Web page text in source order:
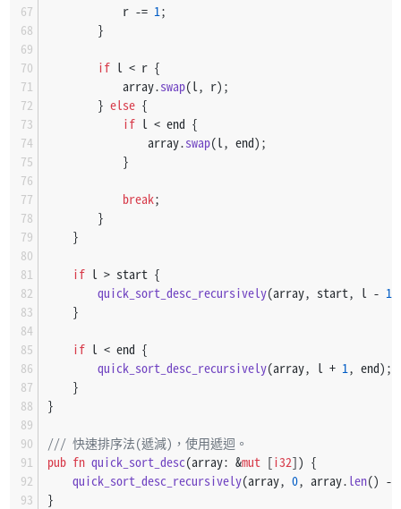
       ○ | ○ | ○ | ○ | ○ | ○ | ○ | ○ | ●
索引    0 |  1 |  2 |  3 |  4 |  5 |  6 |  7 |  8   9
數值    2 |  9 | 30 | 32 | 38 | 47 | 61 | 69 | 81  79
       ○ | ○ | ○ | ○ | ○ | ○ | ○ | ○ | ●  ＜
索引    0 |  1 |  2 |  3 |  4 |  5 |  6 |  7 |  8   9
數值    2 |  9 | 30 | 32 | 38 | 47 | 61 | 69 | 81  79
       ○ | ○ | ○ | ○ | ○ | ○ | ○ | ○ | ●  ＜  ＞
索引    0 |  1 |  2 |  3 |  4 |  5 |  6 |  7 |  8   9
數值    2 |  9 | 30 | 32 | 38 | 47 | 61 | 69 | 81  79
       ○ | ○ | ○ | ○ | ○ | ○ | ○ | ○ | ●  ＜  ＞
索引    0 |  1 |  2 |  3 |  4 |  5 |  6 |  7 |  8   9
數值    2 |  9 | 30 | 32 | 38 | 47 | 61 | 69 | 79  81
                                               └─┘
       ○ | ○ | ○ | ○ | ○ | ○ | ○ | ○ |     ○
索引    0 |  1 |  2 |  3 |  4 |  5 |  6 |  7 |  8   9
數值    2 |  9 | 30 | 32 | 38 | 47 | 61 | 69 | 79  81
       ○ | ○ | ○ | ○ | ○ | ○ | ○ | ○ | ○ | ○
索引    0 |  1 |  2 |  3 |  4 |  5 |  6 |  7 |  8 |  9
數值    2 |  9 | 30 | 32 | 38 | 47 | 61 | 69 | 79 | 81
            r -=
1 ;
        }
if l < r {
            array.
swap(l, r);
        }
else {
if l < end {
                array.
swap(l, end);
            }
break;
        }
    }
if l > start {
quick_sort_desc_recursively(array, start, l - 1
    }
if l < end {
quick_sort_desc_recursively(array, l + 1 , end);
    }
}
/// 快速排序法(遞減)，使用遞迴。
pub fn quick_sort_desc(array: &mut [i32]) {
quick_sort_desc_recursively(array, 0, array. len() -
}